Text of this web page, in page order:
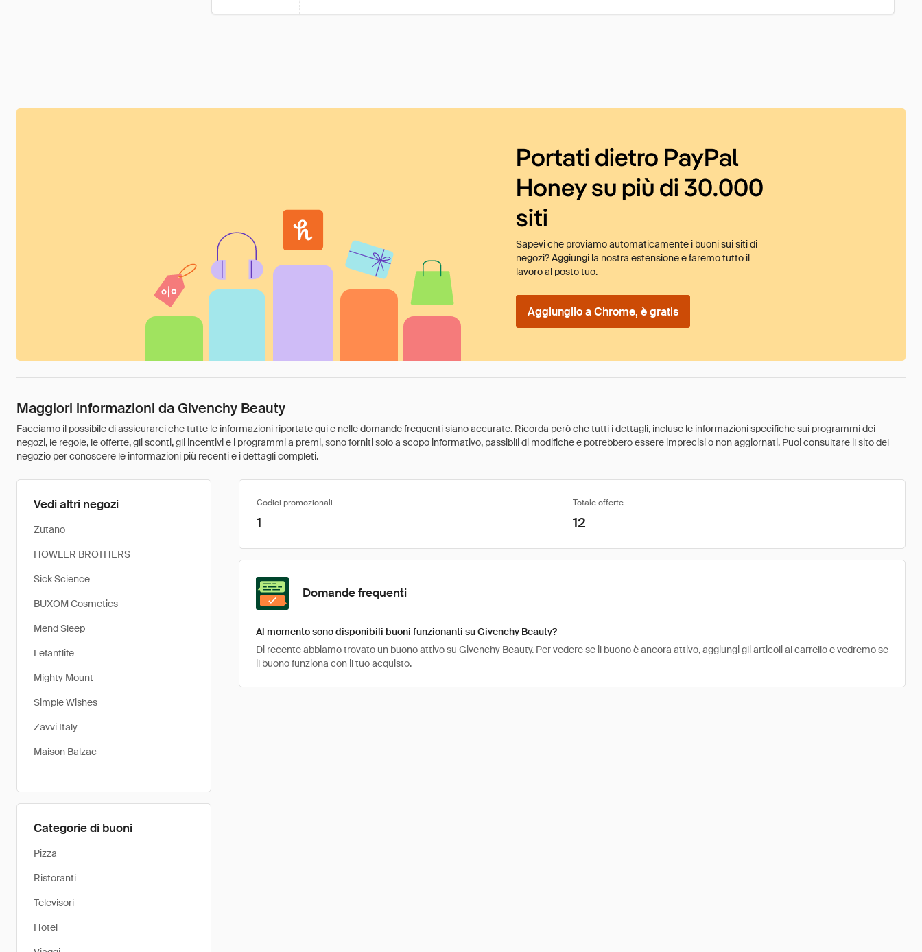
Portati dietro PayPal
Honey su più di 30.000
siti
Sapevi che proviamo automaticamente i buoni sui siti di
negozi? Aggiungi la nostra estensione e faremo tutto il
lavoro al posto tuo.
Aggiungilo a Chrome, è gratis
Maggiori informazioni da Givenchy Beauty
Facciamo il possibile di assicurarci che tutte le informazioni riportate qui e nelle domande frequenti siano accurate. Ricorda però che tutti i dettagli, incluse le informazioni specifiche sui programmi dei
negozi, le regole, le offerte, gli sconti, gli incentivi e i programmi a premi, sono forniti solo a scopo informativo, passibili di modifiche e potrebbero essere imprecisi o non aggiornati. Puoi consultare il sito del
negozio per conoscere le informazioni più recenti e i dettagli completi.
Vedi altri negozi
Zutano
HOWLER BROTHERS
Sick Science
BUXOM Cosmetics
Mend Sleep
Lefantlife
Mighty Mount
Simple Wishes
Zavvi Italy
Maison Balzac
Categorie di buoni
Pizza
Ristoranti
Televisori
Hotel
Codici promozionali Totale offerte
1 12
Domande frequenti
Al momento sono disponibili buoni funzionanti su Givenchy Beauty?
Di recente abbiamo trovato un buono attivo su Givenchy Beauty. Per vedere se il buono è ancora attivo, aggiungi gli articoli al carrello e vedremo se
il buono funziona con il tuo acquisto.